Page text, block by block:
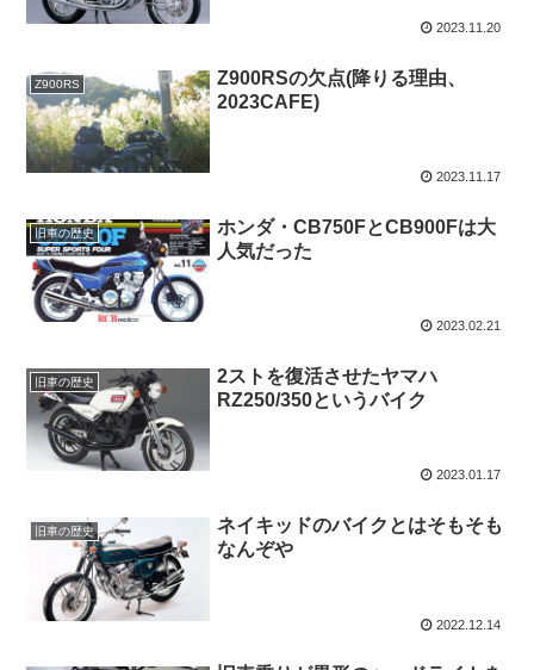
2023.11.20
Z900RS
Z900RSの欠点(降りる理由、
2023CAFE)
2023.11.17
旧車の歴史
ホンダ・CB750FとCB900Fは大
人気だった
2023.02.21
旧車の歴史
2ストを復活させたヤマハ
RZ250/350というバイク
2023.01.17
旧車の歴史
ネイキッドのバイクとはそもそも
なんぞや
2022.12.14